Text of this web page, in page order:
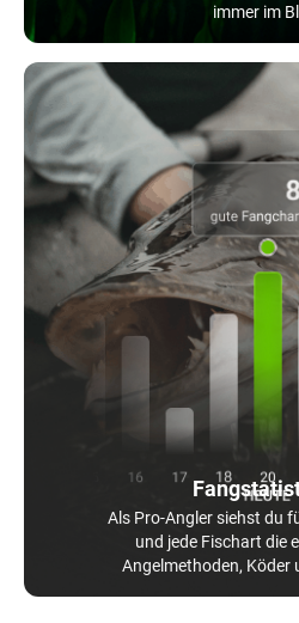
immer im
Als Pro-Angler siehst du
und jede Fischart die
Angelmethoden, Köder